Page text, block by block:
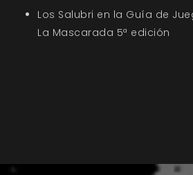
Los Salubri en la Guía de
La Mascarada 5ª edición